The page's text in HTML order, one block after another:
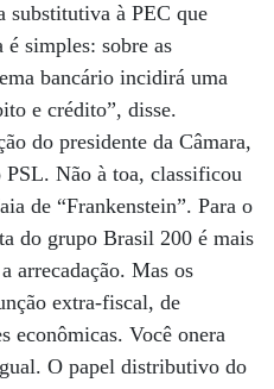
substitutiva à PEC que
simples: sobre as
bancário incidirá uma
e crédito”, disse.
do presidente da Câmara,
Não à toa, classificou
de “Frankenstein”. Para o
do grupo Brasil 200 é mais
arrecadação. Mas os
extra-fiscal, de
econômicas. Você onera
O papel distributivo do